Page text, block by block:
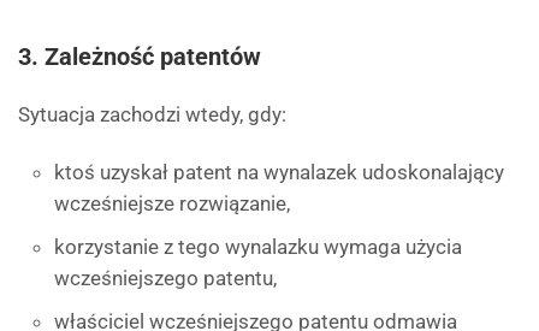
3. Zależność patentów
Sytuacja zachodzi wtedy, gdy:
ktoś uzyskał patent na wynalazek udoskonalający
wcześniejsze rozwiązanie,
korzystanie z tego wynalazku wymaga użycia
wcześniejszego patentu,
właściciel wcześniejszego patentu odmawia